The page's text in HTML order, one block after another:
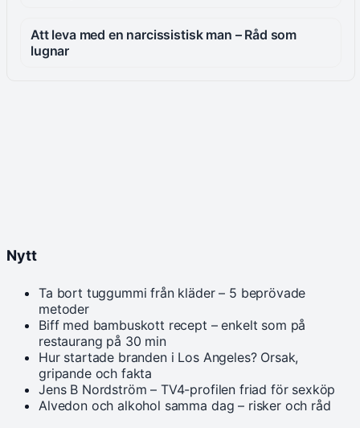
Att leva med en narcissistisk man – Råd som
lugnar
Nytt
Ta bort tuggummi från kläder – 5 beprövade
metoder
Biff med bambuskott recept – enkelt som på
restaurang på 30 min
Hur startade branden i Los Angeles? Orsak,
gripande och fakta
Jens B Nordström – TV4-profilen friad för sexköp
Alvedon och alkohol samma dag – risker och råd